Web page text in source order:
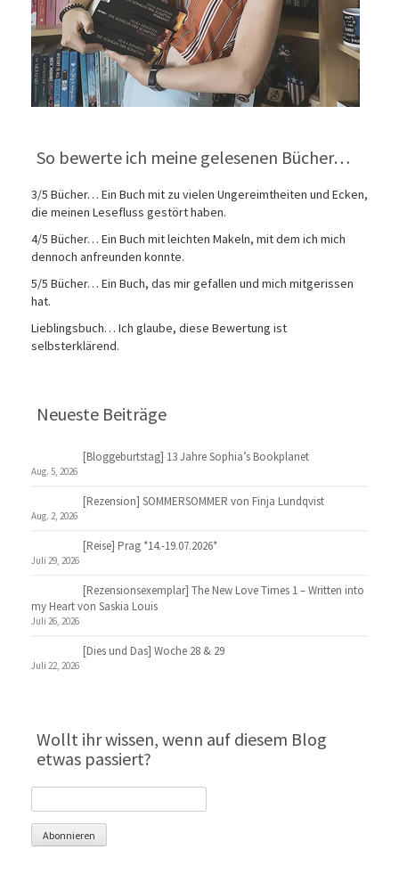
So bewerte ich meine gelesenen Bücher…
3/5 Bücher… Ein Buch mit zu vielen Ungereimtheiten und Ecken,
die meinen Lesefluss gestört haben.
4/5 Bücher… Ein Buch mit leichten Makeln, mit dem ich mich
dennoch anfreunden konnte.
5/5 Bücher… Ein Buch, das mir gefallen und mich mitgerissen
hat.
Lieblingsbuch… Ich glaube, diese Bewertung ist
selbsterklärend.
Neueste Beiträge
[Bloggeburtstag] 13 Jahre Sophia’s Bookplanet
Aug. 5, 2026
[Rezension] SOMMERSOMMER von Finja Lundqvist
Aug. 2, 2026
[Reise] Prag *14.-19.07.2026*
Juli 29, 2026
[Rezensionsexemplar] The New Love Times 1 – Written into
my Heart von Saskia Louis
Juli 26, 2026
[Dies und Das] Woche 28 & 29
Juli 22, 2026
Wollt ihr wissen, wenn auf diesem Blog
etwas passiert?